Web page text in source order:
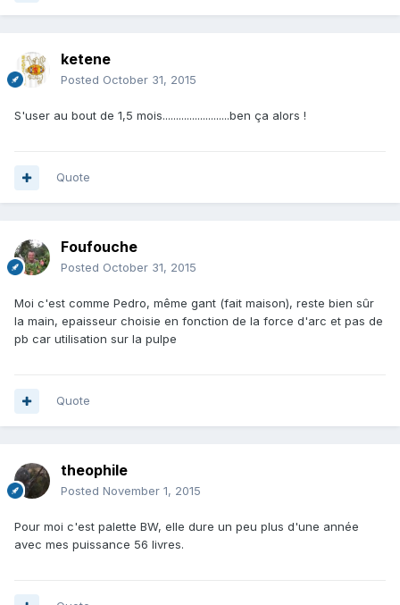
ketene
Posted October 31, 2015
S'user au bout de 1,5 mois.........................ben ça alors !
Quote
Foufouche
Posted October 31, 2015
Moi c'est comme Pedro, même gant (fait maison), reste bien sûr
la main, epaisseur choisie en fonction de la force d'arc et pas de
pb car utilisation sur la pulpe
Quote
theophile
Posted November 1, 2015
Pour moi c'est palette BW, elle dure un peu plus d'une année
avec mes puissance 56 livres.